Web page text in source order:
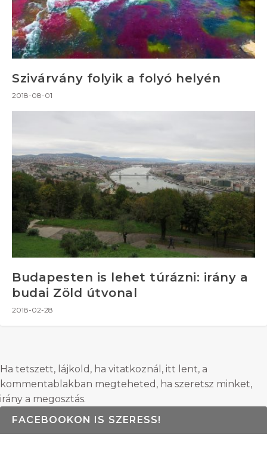
Szivárvány folyik a folyó helyén
2018-08-01
Budapesten is lehet túrázni: irány a
budai Zöld útvonal
2018-02-28
Ha tetszett, lájkold, ha vitatkoznál, itt lent, a
kommentablakban megteheted, ha szeretsz minket,
irány a megosztás.
FACEBOOKON IS SZERESS!